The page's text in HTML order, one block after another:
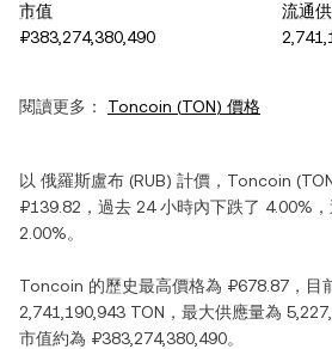
市值
₽383,274,380,490
流通
閱讀更多： Toncoin (TON) 價格
以 俄羅斯盧布 (RUB) 計價， Toncoin (
₽139.82 ，過去 24 小時內下跌了 4.00%
2.00%。
Toncoin 的歷史最高價格為 ₽678.87 ，目
2,741,190,943 TON ，最大供應量為
市值約為 ₽383,274,380,490。